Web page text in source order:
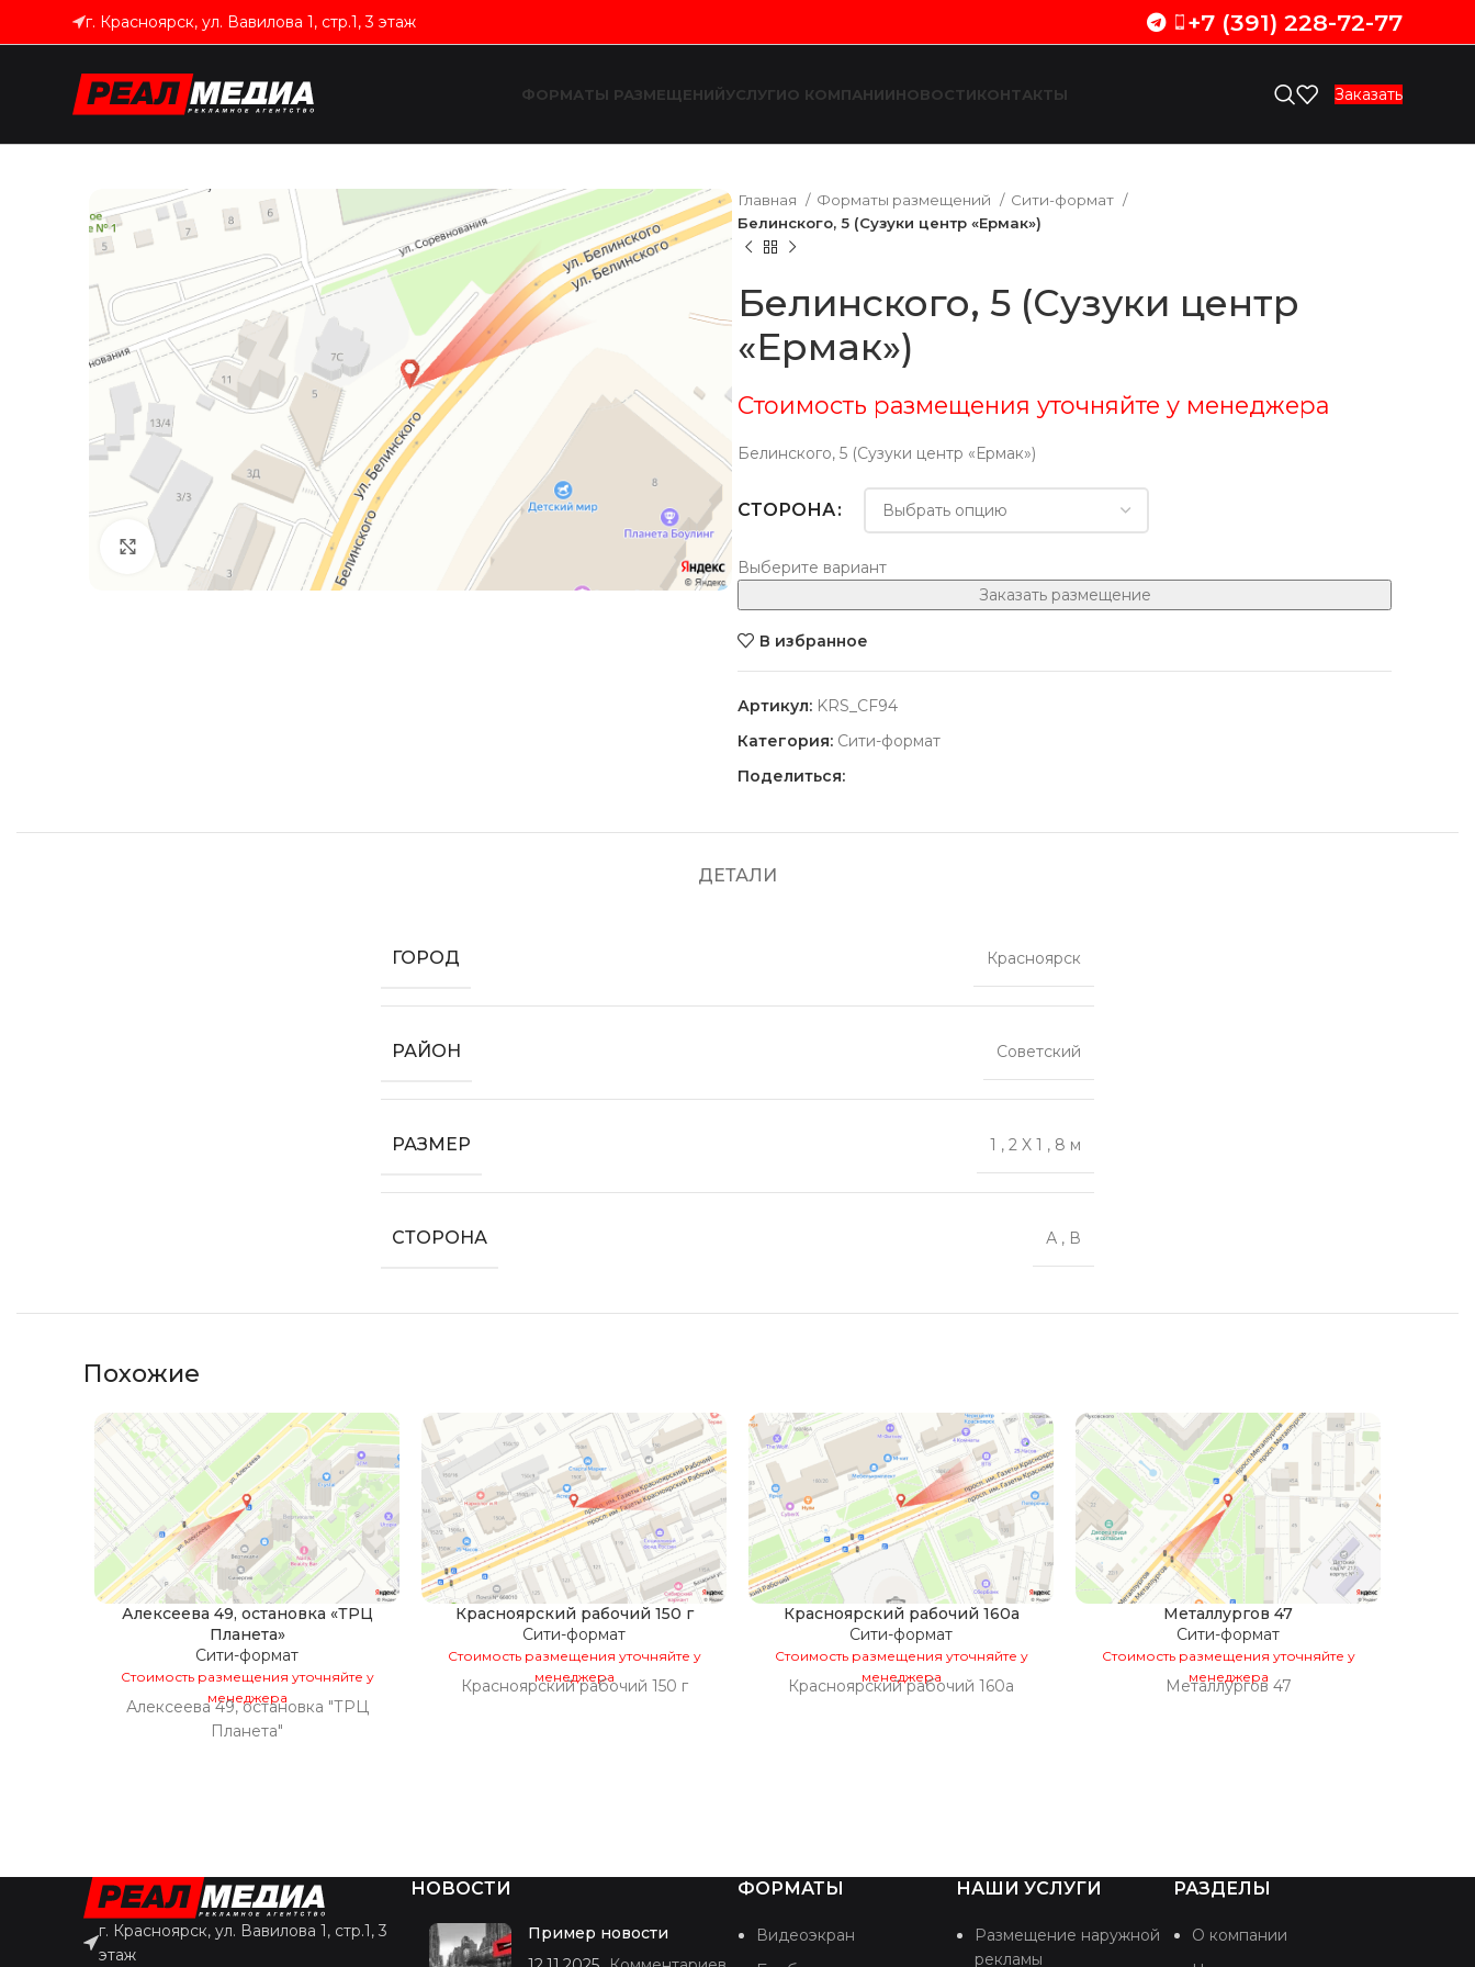
г. Красноярск, ул. Вавилова 1, стр.1, 3 этаж +7 (391) 228-72-77
ФОРМАТЫ РАЗМЕЩЕНИЙУСЛУГИО КОМПАНИИНОВОСТИКОНТАКТЫ Заказать
Увеличить
Главная Форматы размещений
Сити-формат
Белинского, 5 (Сузуки центр «Ермак»)
Белинского, 5 (Сузуки центр
«Ермак»)
Стоимость размещения уточняйте у менеджера
Белинского, 5 (Сузуки центр «Ермак»)
СТОРОНА
Выберите вариант
Заказать размещение
В избранное
Артикул: KRS_CF94
Категория: Сити-формат
Поделиться:
ДЕТАЛИ
ГОРОД Красноярск
РАЙОН Советский
РАЗМЕР 1 , 2 X 1 , 8 м
СТОРОНА А , В
Похожие
Алексеева 49, остановка «ТРЦ
Планета»
Сити-формат
Стоимость размещения уточняйте у
менеджера
Алексеева 49, остановка "ТРЦ
Планета"
Красноярский рабочий 150 г
Сити-формат
Стоимость размещения уточняйте у
менеджера
Красноярский рабочий 150 г
Красноярский рабочий 160а
Сити-формат
Стоимость размещения уточняйте у
менеджера
Красноярский рабочий 160а
Металлургов 47
Сити-формат
Стоимость размещения уточняйте у
менеджера
Металлургов 47
г. Красноярск, ул. Вавилова 1, стр.1, 3
этаж
НОВОСТИ
Пример новости
ФОРМАТЫ
Видеоэкран
НАШИ УСЛУГИ
Размещение наружной
рекламы
РАЗДЕЛЫ
О компании